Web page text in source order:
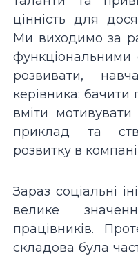
цінність для
Ми виходимо за
функціональними
розвивати,
керівника: бачити
вміти
приклад та
розвитку в
Зараз соціальні
велике
працівників.
складова була